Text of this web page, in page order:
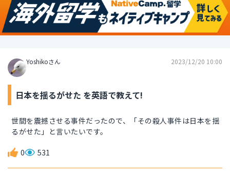
Yoshikoさん 2023/12/20 10:00
日本を揺るがせた を英語で教えて!
世間を震撼させる事件だったので、「その殺人事件は日本を揺
るがせた」と言いたいです。
0 531